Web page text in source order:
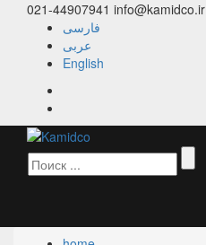
021-44907941 info@kamidco.ir
فارسی
عربی
English